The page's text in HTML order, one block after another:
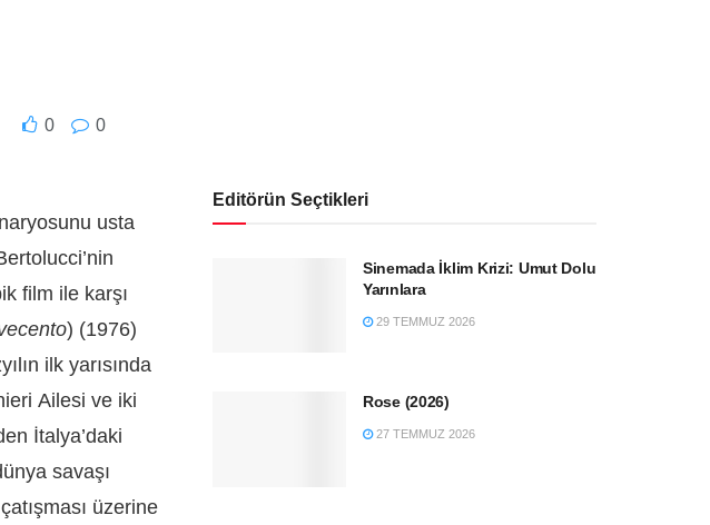
0 0
usta
film ile karşı
) (1976)
ilk yarısında
Ailesi ve iki
İtalya’daki
savaşı
üzerine
Editörün Seçtikleri
Sinemada İklim Krizi: Umut Dolu
Yarınlara
29 TEMMUZ 2026
Rose (2026)
27 TEMMUZ 2026